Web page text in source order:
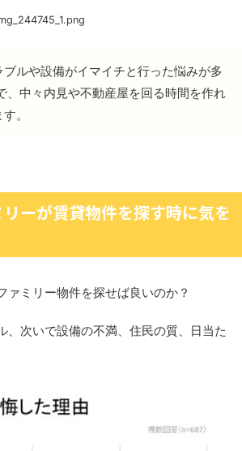
ルや設備がイマイチと行った悩みが多
、中々内見や不動産屋を回る時間を作れ
。
ーが賃貸物件を探す時に気を
ミリー物件を探せば良いのか？
次いで設備の不満、住民の質、日当た